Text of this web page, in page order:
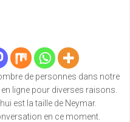
de personnes dans notre
ligne pour diverses raisons.
est la taille de Neymar.
en ce moment.